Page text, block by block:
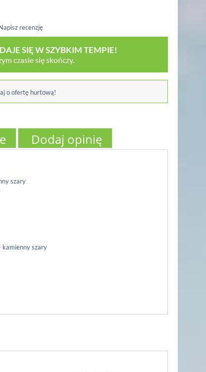
recenzję
SIĘ W SZYBKIM TEMPIE!
czasie się skończy.
o ofertę hurtową!
Dodaj opinię
szary
kamienny szary